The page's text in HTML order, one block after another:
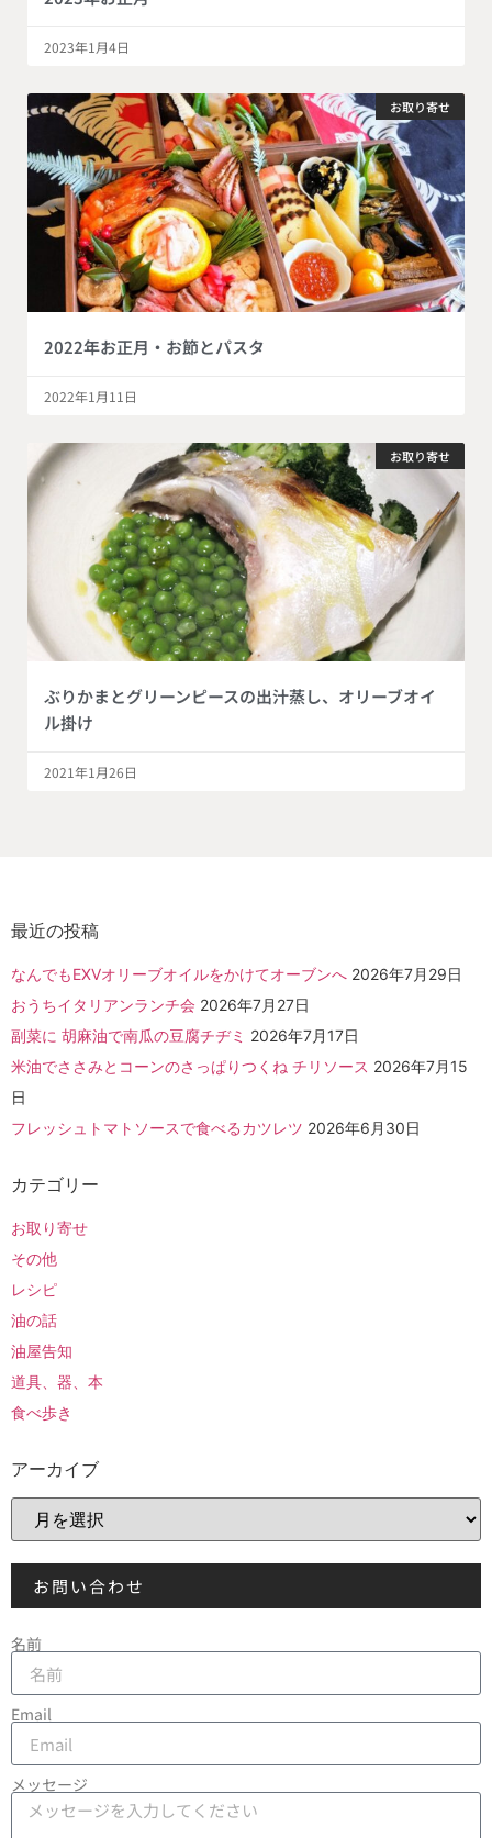
2023年1月4日
お取り寄せ
2022年お正月・お節とパスタ
2022年1月11日
お取り寄せ
ぶりかまとグリーンピースの出汁蒸し、オリーブオイ
ル掛け
2021年1月26日
最近の投稿
なんでもEXVオリーブオイルをかけてオーブンへ 2026年7月29日
おうちイタリアンランチ会 2026年7月27日
副菜に 胡麻油で南瓜の豆腐チヂミ 2026年7月17日
米油でささみとコーンのさっぱりつくね チリソース 2026年7月15
日
フレッシュトマトソースで食べるカツレツ 2026年6月30日
カテゴリー
お取り寄せ
その他
レシピ
油の話
油屋告知
道具、器、本
食べ歩き
アーカイブ
お問い合わせ
名前
Email
メッセージ